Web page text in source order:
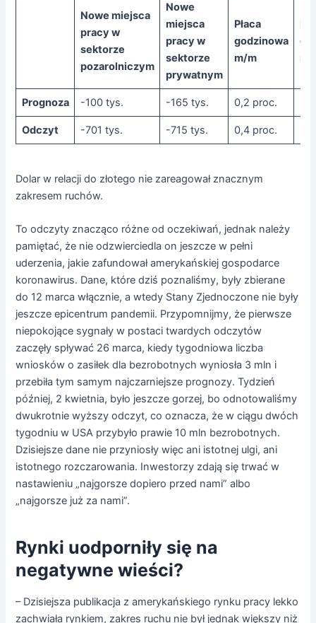
Nowe miejsca
pracy w
sektorze
pozarolniczym
Nowe
miejsca
pracy w
sektorze
prywatnym
Płaca
godzinowa
m/m
r/r
Prognoza -100 tys. -165 tys. 0,2 proc.
Odczyt -701 tys. -715 tys. 0,4 proc.
Dolar w relacji do złotego nie zareagował znacznym
zakresem ruchów.
To odczyty znacząco różne od oczekiwań, jednak należy
pamiętać, że nie odzwierciedla on jeszcze w pełni
uderzenia, jakie zafundował amerykańskiej gospodarce
koronawirus. Dane, które dziś poznaliśmy, były zbierane
do 12 marca włącznie, a wtedy Stany Zjednoczone nie były
jeszcze epicentrum pandemii. Przypomnijmy, że pierwsze
niepokojące sygnały w postaci twardych odczytów
zaczęły spływać 26 marca, kiedy tygodniowa liczba
wniosków o zasiłek dla bezrobotnych wyniosła 3 mln i
przebiła tym samym najczarniejsze prognozy. Tydzień
później, 2 kwietnia, było jeszcze gorzej, bo odnotowaliśmy
dwukrotnie wyższy odczyt, co oznacza, że w ciągu dwóch
tygodniu w USA przybyło prawie 10 mln bezrobotnych.
Dzisiejsze dane nie przyniosły więc ani istotnej ulgi, ani
istotnego rozczarowania. Inwestorzy zdają się trwać w
nastawieniu „najgorsze dopiero przed nami” albo
„najgorsze już za nami”.
Rynki uodporniły się na
negatywne wieści?
– Dzisiejsza publikacja z amerykańskiego rynku pracy lekko
zachwiała rynkiem, zakres ruchu nie był jednak większy niż